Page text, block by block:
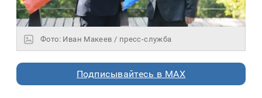
Фото: Иван Макеев / пресс-служба
Подписывайтесь в MAX